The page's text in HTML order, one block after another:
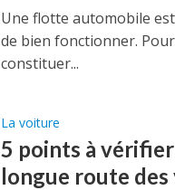
Une flotte automobile
de bien fonctionner.
constituer...
La voiture
5 points à
longue route des